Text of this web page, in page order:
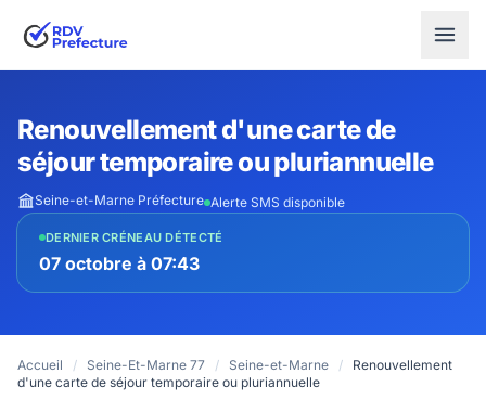
Renouvellement d'une carte de
séjour temporaire ou pluriannuelle
Seine-et-Marne Préfecture Alerte SMS disponible
DERNIER CRÉNEAU DÉTECTÉ
07 octobre à 07:43
Accueil / Seine-Et-Marne 77 / Seine-et-Marne /
Renouvellement
d'une carte de séjour temporaire ou pluriannuelle